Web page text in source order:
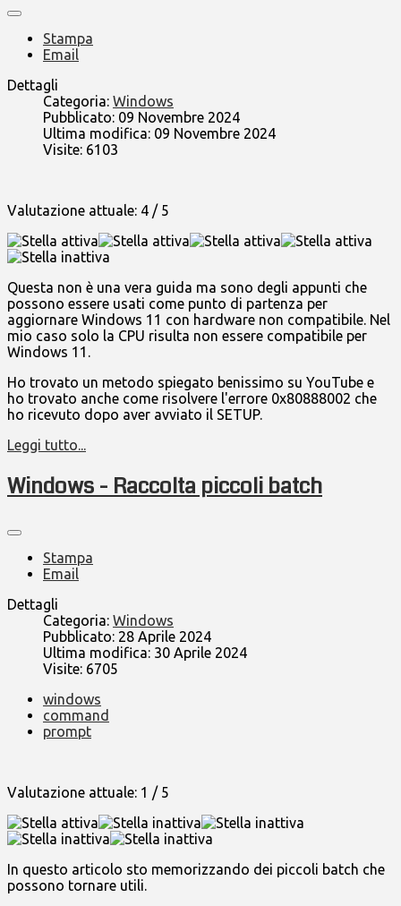
Stampa
Email
Dettagli
Categoria: Windows
Pubblicato: 09 Novembre 2024
Ultima modifica: 09 Novembre 2024
Visite: 6103
Valutazione attuale: 4 / 5
Questa non è una vera guida ma sono degli appunti che
possono essere usati come punto di partenza per
aggiornare Windows 11 con hardware non compatibile. Nel
mio caso solo la CPU risulta non essere compatibile per
Windows 11.
Ho trovato un metodo spiegato benissimo su YouTube e
ho trovato anche come risolvere l'errore 0x80888002 che
ho ricevuto dopo aver avviato il SETUP.
Leggi tutto...
Windows - Raccolta piccoli batch
Stampa
Email
Dettagli
Categoria: Windows
Pubblicato: 28 Aprile 2024
Ultima modifica: 30 Aprile 2024
Visite: 6705
windows
command
prompt
Valutazione attuale: 1 / 5
In questo articolo sto memorizzando dei piccoli batch che
possono tornare utili.